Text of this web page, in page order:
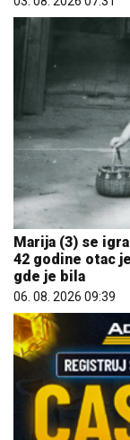
Marija (3) se
42 godine otac
gde je bila
06. 08. 2026 09:39